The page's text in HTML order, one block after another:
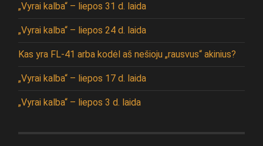
„Vyrai kalba“ – liepos 31 d. laida
„Vyrai kalba“ – liepos 24 d. laida
Kas yra FL-41 arba kodėl aš nešioju „rausvus“ akinius?
„Vyrai kalba“ – liepos 17 d. laida
„Vyrai kalba“ – liepos 3 d. laida